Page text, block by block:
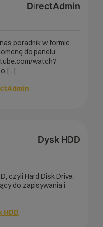
DirectAdmin
poradnik w formie
do panelu
watch?
[...]
Dysk HDD
czyli Hard Disk Drive,
do zapisywania i
HDD